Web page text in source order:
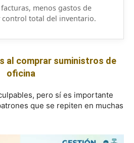
menos gastos de
control total del inventario.
al comprar suministros de
oficina
pero sí es importante
que se repiten en muchas